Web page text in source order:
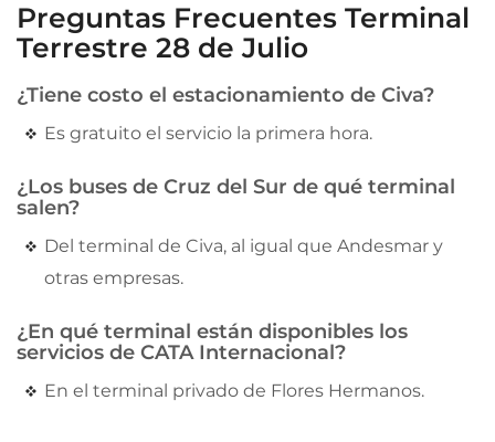
Preguntas Frecuentes Terminal
Terrestre 28 de Julio
¿Tiene costo el estacionamiento de Civa?
Es gratuito el servicio la primera hora.
¿Los buses de Cruz del Sur de qué terminal
salen?
Del terminal de Civa, al igual que Andesmar y
otras empresas.
¿En qué terminal están disponibles los
servicios de CATA Internacional?
En el terminal privado de Flores Hermanos.